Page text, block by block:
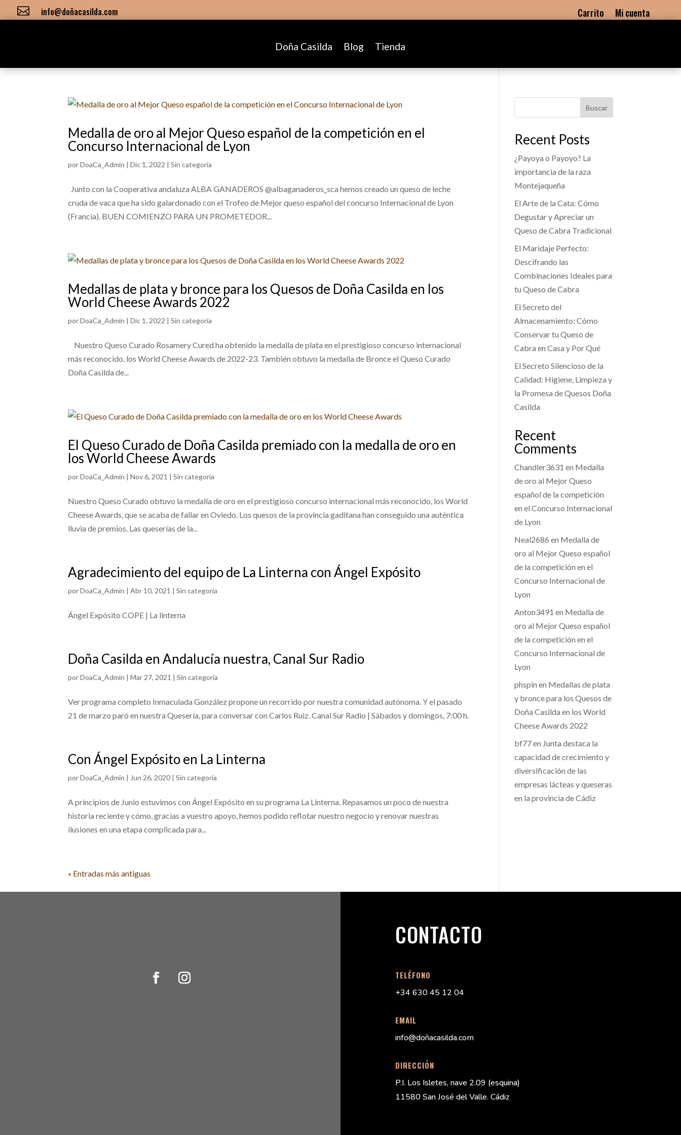
 info@doñacasilda.com Carrito Mi cuenta
Doña Casilda Blog Tienda
Medalla de oro al Mejor Queso español de la competición en el
Concurso Internacional de Lyon
porDoaCa_Admin |Dic 1, 2022 |Sin categoría
Junto con la Cooperativa andaluza ALBA GANADEROS @albaganaderos_sca hemos creado un queso de leche
cruda de vaca que ha sido galardonado con el Trofeo de Mejor queso español del concurso Internacional de Lyon
(Francia). BUEN COMIENZO PARA UN PROMETEDOR...
Medallas de plata y bronce para los Quesos de Doña Casilda en los
World Cheese Awards 2022
porDoaCa_Admin |Dic 1, 2022 |Sin categoría
Nuestro Queso Curado Rosamery Cured ha obtenido la medalla de plata en el prestigioso concurso internacional
más reconocido, los World Cheese Awards de 2022-23. También obtuvo la medalla de Bronce el Queso Curado
Doña Casilda de...
El Queso Curado de Doña Casilda premiado con la medalla de oro en
los World Cheese Awards
porDoaCa_Admin |Nov 6, 2021 |Sin categoría
Nuestro Queso Curado obtuvo la medalla de oro en el prestigioso concurso internacional más reconocido, los World
Cheese Awards, que se acaba de fallar en Oviedo. Los quesos de la provincia gaditana han conseguido una auténtica
lluvia de premios. Las queserías de la...
Agradecimiento del equipo de La Linterna con Ángel Expósito
porDoaCa_Admin |Abr 10, 2021 |Sin categoría
Ángel Expósito COPE | La linterna
Doña Casilda en Andalucía nuestra, Canal Sur Radio
porDoaCa_Admin |Mar 27, 2021 |Sin categoría
Ver programa completo Inmaculada González propone un recorrido por nuestra comunidad autónoma. Y el pasado
21 de marzo paró en nuestra Quesería, para conversar con Carlos Ruiz. Canal Sur Radio | Sábados y domingos, 7:00 h.
Con Ángel Expósito en La Linterna
porDoaCa_Admin | Jun 26, 2020 |Sin categoría
A principios de Junio estuvimos con Ángel Expósito en su programa La Linterna. Repasamos un poco de nuestra
historia reciente y cómo, gracias a vuestro apoyo, hemos podido reflotar nuestro negocio y renovar nuestras
ilusiones en una etapa complicada para...
« Entradas más antiguas
Buscar
Recent Posts
¿Payoya o Payoyo? La
importancia de la raza
Montejaqueña
El Arte de la Cata: Cómo
Degustar y Apreciar un
Queso de Cabra Tradicional
El Maridaje Perfecto:
Descifrando las
Combinaciones Ideales para
tu Queso de Cabra
El Secreto del
Almacenamiento: Cómo
Conservar tu Queso de
Cabra en Casa y Por Qué
El Secreto Silencioso de la
Calidad: Higiene, Limpieza y
la Promesa de Quesos Doña
Casilda
Recent
Comments
Chandler3631 en Medalla
de oro al Mejor Queso
español de la competición
en el Concurso Internacional
de Lyon
Neal2686 en Medalla de
oro al Mejor Queso español
de la competición en el
Concurso Internacional de
Lyon
Anton3491 en Medalla de
oro al Mejor Queso español
de la competición en el
Concurso Internacional de
Lyon
phspin en Medallas de plata
y bronce para los Quesos de
Doña Casilda en los World
Cheese Awards 2022
bf77en Junta destaca la
capacidad de crecimiento y
diversificación de las
empresas lácteas y queseras
en la provincia de Cádiz
CONTACTO
TELÉFONO
+34 630 45 12 04
EMAIL
info@doñacasilda.com
DIRECCIÓN
P.I. Los Isletes, nave 2.09 (esquina)
11580 San José del Valle. Cádiz